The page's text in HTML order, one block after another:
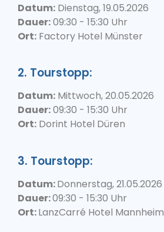
Datum: Dienstag, 19.05.2026
Dauer:09:30 - 15:30 Uhr
Ort: Factory Hotel Münster
2. Tourstopp:
Datum: Mittwoch, 20.05.2026
Dauer:09:30 - 15:30 Uhr
Ort: Dorint Hotel Düren
3. Tourstopp:
Datum:Donnerstag, 21.05.2026
Dauer:09:30 - 15:30 Uhr
Ort:LanzCarré Hotel Mannheim